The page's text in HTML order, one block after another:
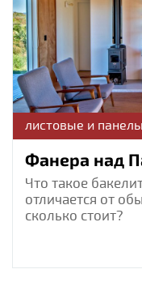
листовые и
Фанера над
Что такое
отличается от
сколько стоит?